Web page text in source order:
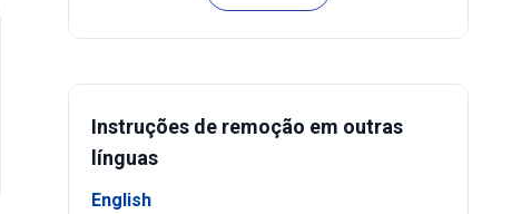
Instruções de remoção em outras
línguas
English